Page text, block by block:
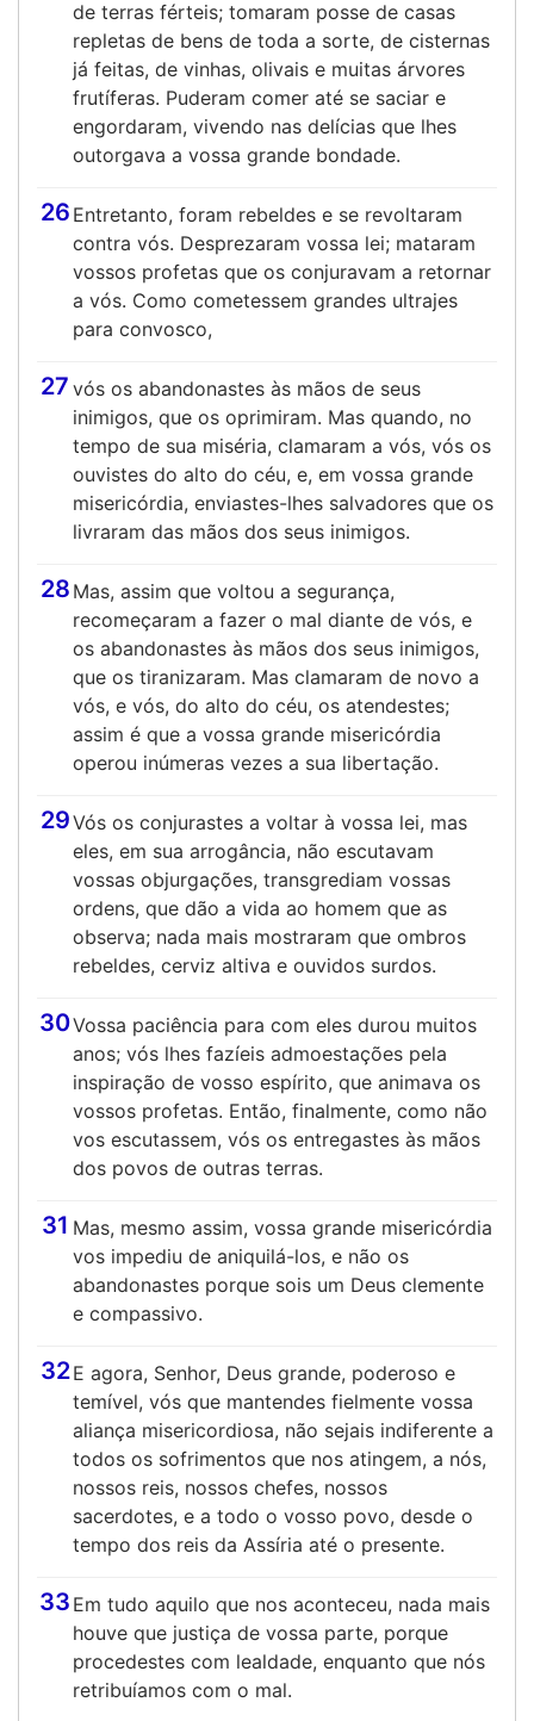
de terras férteis; tomaram posse de casas
repletas de bens de toda a sorte, de cisternas
já feitas, de vinhas, olivais e muitas árvores
frutíferas. Puderam comer até se saciar e
engordaram, vivendo nas delícias que lhes
outorgava a vossa grande bondade.
26 Entretanto, foram rebeldes e se revoltaram
contra vós. Desprezaram vossa lei; mataram
vossos profetas que os conjuravam a retornar
a vós. Como cometessem grandes ultrajes
para convosco,
27 vós os abandonastes às mãos de seus
inimigos, que os oprimiram. Mas quando, no
tempo de sua miséria, clamaram a vós, vós os
ouvistes do alto do céu, e, em vossa grande
misericórdia, enviastes-lhes salvadores que os
livraram das mãos dos seus inimigos.
28 Mas, assim que voltou a segurança,
recomeçaram a fazer o mal diante de vós, e
os abandonastes às mãos dos seus inimigos,
que os tiranizaram. Mas clamaram de novo a
vós, e vós, do alto do céu, os atendestes;
assim é que a vossa grande misericórdia
operou inúmeras vezes a sua libertação.
29Vós os conjurastes a voltar à vossa lei, mas
eles, em sua arrogância, não escutavam
vossas objurgações, transgrediam vossas
ordens, que dão a vida ao homem que as
observa; nada mais mostraram que ombros
rebeldes, cerviz altiva e ouvidos surdos.
30Vossa paciência para com eles durou muitos
anos; vós lhes fazíeis admoestações pela
inspiração de vosso espírito, que animava os
vossos profetas. Então, finalmente, como não
vos escutassem, vós os entregastes às mãos
dos povos de outras terras.
31 Mas, mesmo assim, vossa grande misericórdia
vos impediu de aniquilá-los, e não os
abandonastes porque sois um Deus clemente
e compassivo.
32E agora, Senhor, Deus grande, poderoso e
temível, vós que mantendes fielmente vossa
aliança misericordiosa, não sejais indiferente a
todos os sofrimentos que nos atingem, a nós,
nossos reis, nossos chefes, nossos
sacerdotes, e a todo o vosso povo, desde o
tempo dos reis da Assíria até o presente.
33 Em tudo aquilo que nos aconteceu, nada mais
houve que justiça de vossa parte, porque
procedestes com lealdade, enquanto que nós
retribuíamos com o mal.